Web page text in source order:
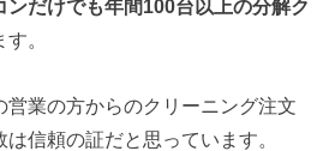
ンだけでも年間100台以上の分解ク
。
営業の方からのクリーニング注文
信頼の証だと思っています。